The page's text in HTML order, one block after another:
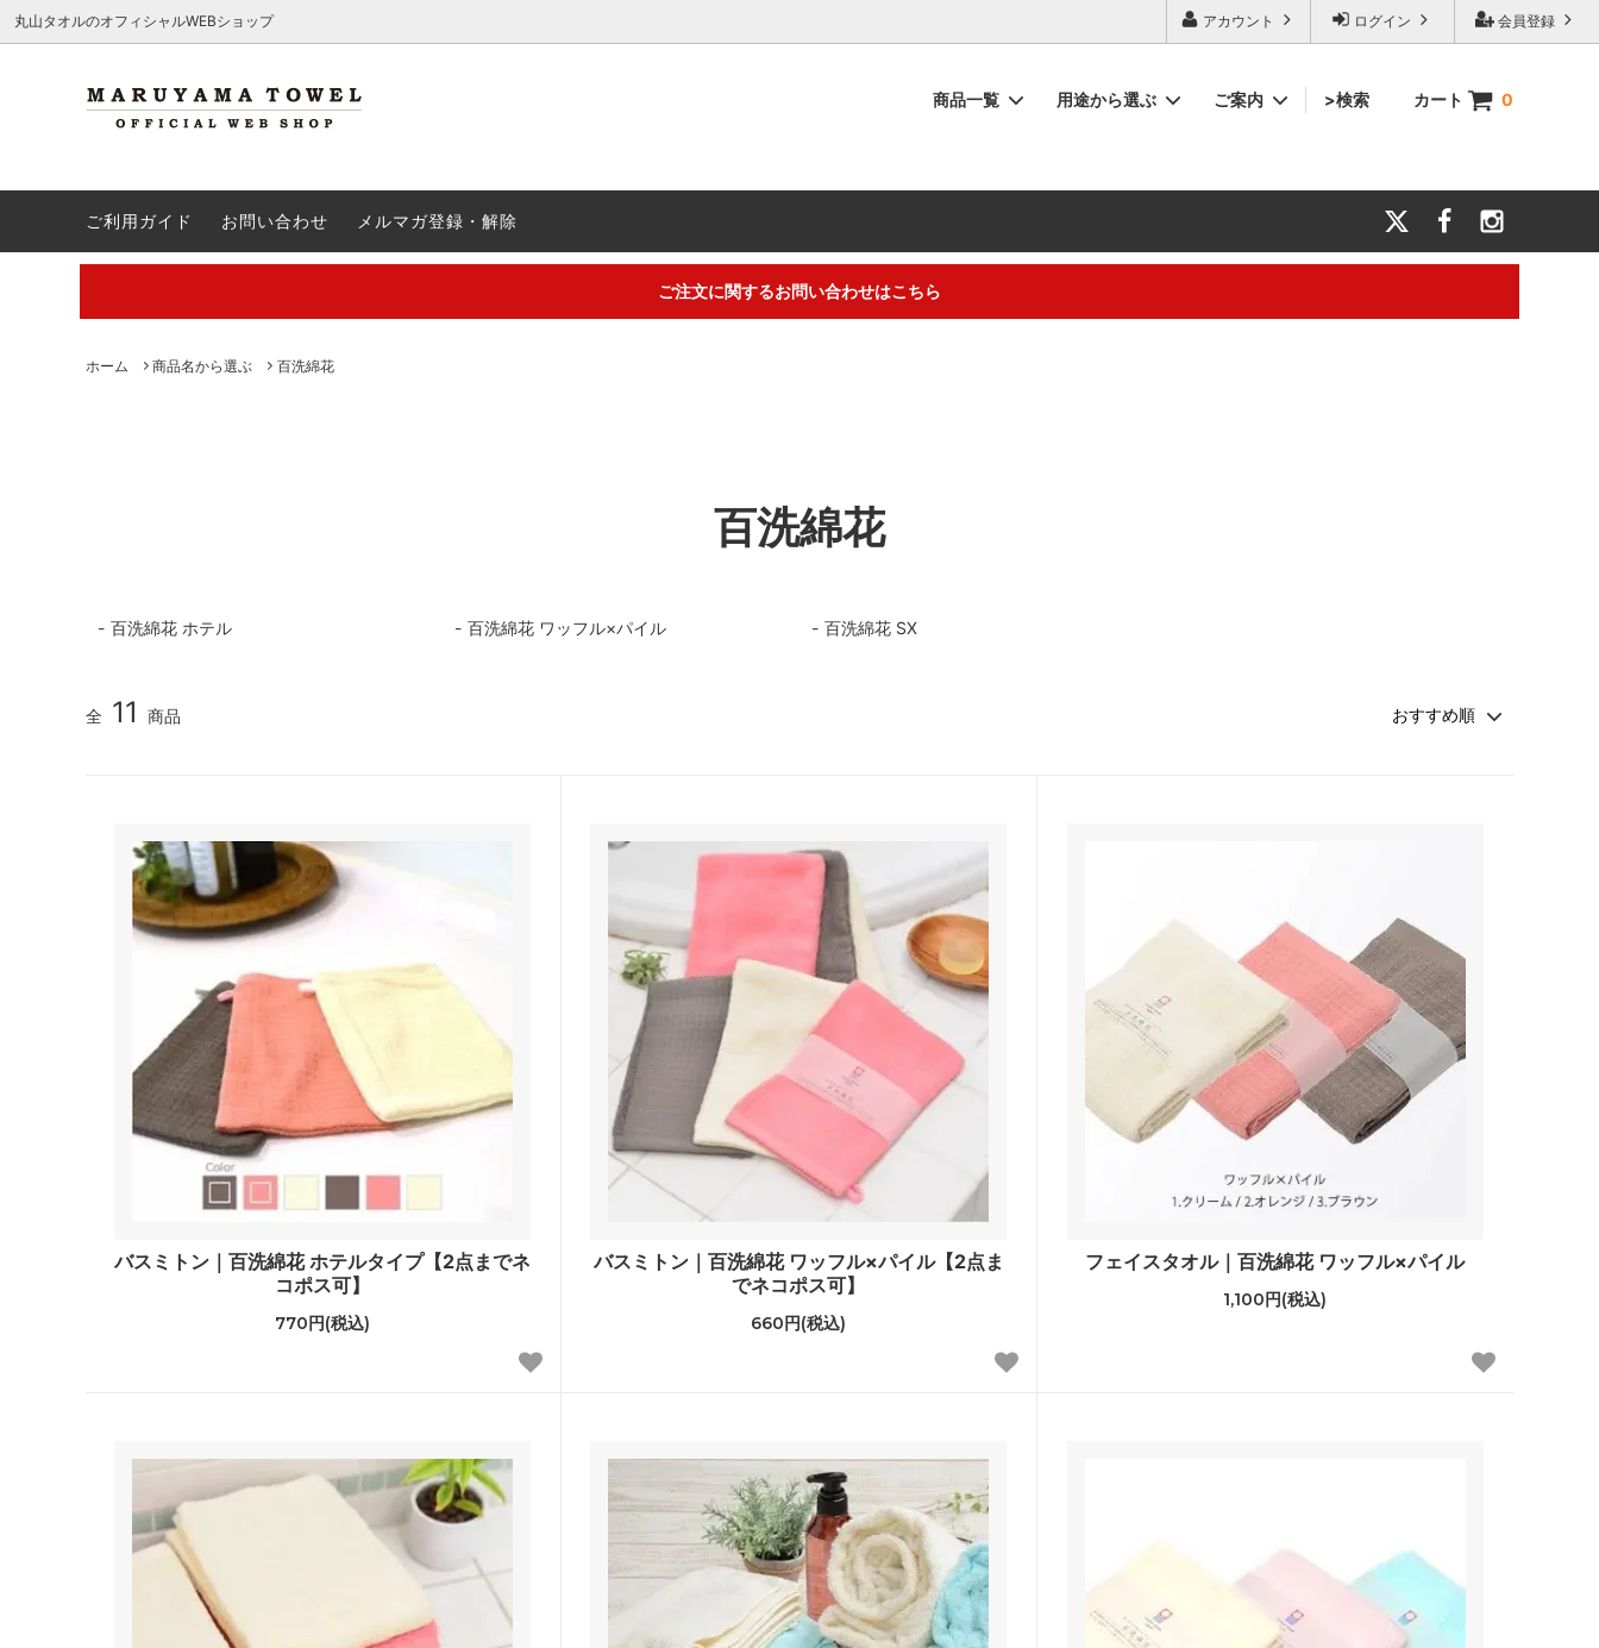
会員登録
ログイン
アカウント
丸山タオルのオフィシャルWEBショップ
カート 0
>検索
商品一覧
バスタオル バスローブ
用途から選ぶ
出産祝い 新築祝い
廃番予定 夏ギフト・お中元・暑中見舞いタオル
ご案内
会員登録方法・ポイント制度 レビュー投稿キャンペーン
い
【キャリアメールについて】
【通勤におすすめ】夏の汗だく対策タオ
ご利用ガイド お問い合わせ メルマガ登録・解除
ご注文に関するお問い合わせはこちら
丸山タオルオフィシャルウェブショップにて販売している商品に関するご不明な点は（
ホーム 商品名から選ぶ 百洗綿花
百洗綿花
百洗綿花 ホテル 百洗綿花 ワッフル×パイル 百洗綿花 SX
全 11 商品
バスミトン｜百洗綿花 ホテルタイプ【2点までネ
コポス可】
770円(税込)
バスミトン｜百洗綿花 ワッフル×パイル【2点ま
でネコポス可】
660円(税込)
フェイスタオル｜百洗綿花 ワッフル×パイル
1,100円(税込)